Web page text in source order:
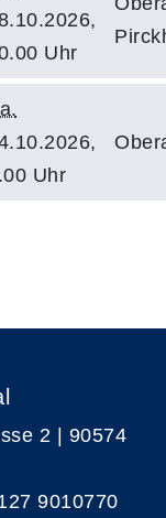
Uhr
Uhr
2 | 90574
9010770